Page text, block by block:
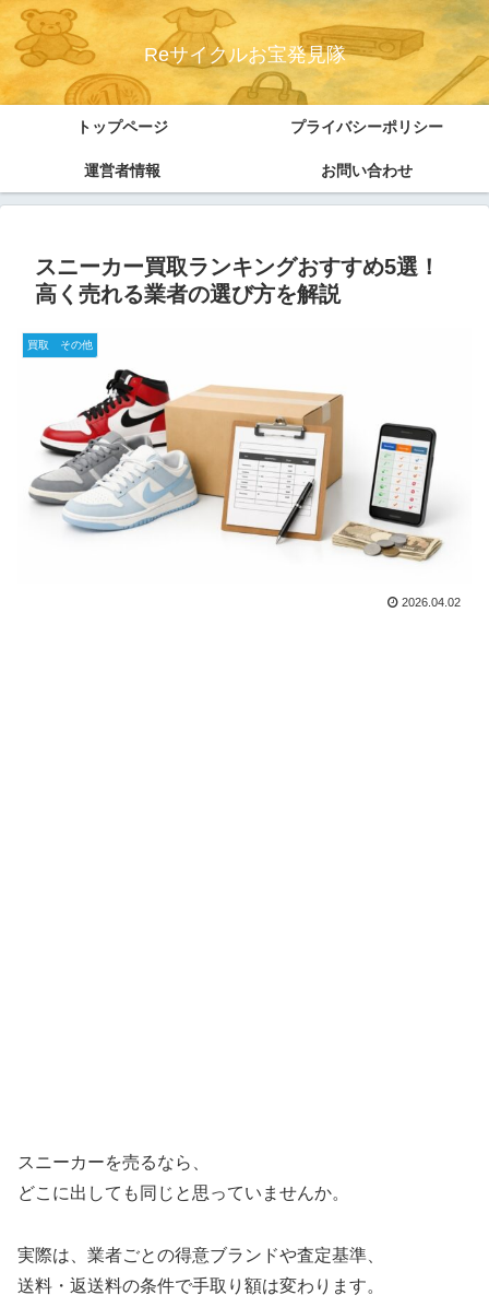
Reサイクルお宝発見隊
トップページ プライバシーポリシー
運営者情報 お問い合わせ
スニーカー買取ランキングおすすめ5選！
高く売れる業者の選び方を解説
買取 その他
2026.04.02
スニーカーを売るなら、
どこに出しても同じと思っていませんか。
実際は、業者ごとの得意ブランドや査定基準、
送料・返送料の条件で手取り額は変わります。